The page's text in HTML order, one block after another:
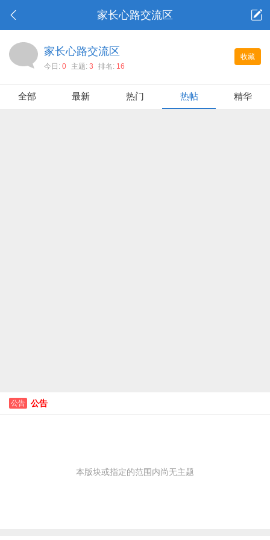
家长心路交流区
收藏
家长心路交流区
今日: 0 主题: 3 排名: 16
全部 最新 热门 热帖 精华
公告 公告
本版块或指定的范围内尚无主题